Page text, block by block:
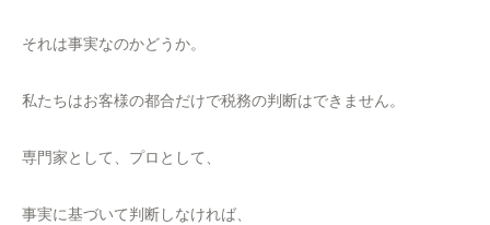
それは事実なのかどうか。
私たちはお客様の都合だけで税務の判断はできません。
専門家として、プロとして、
事実に基づいて判断しなければ、